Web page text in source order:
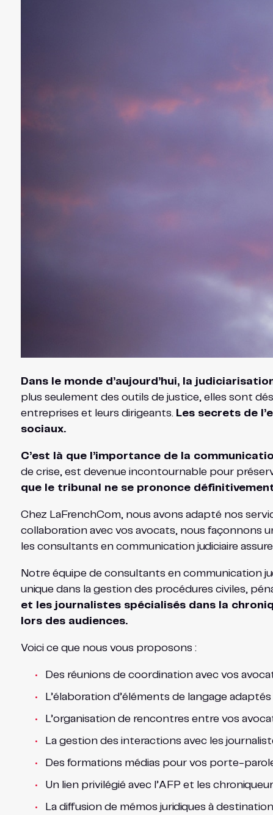
Dans le monde d’aujourd’hui, la
plus seulement des outils de justice, elles sont
entreprises et leurs dirigeants. Les secrets de
sociaux.
C’est là que l’importance de la
de crise, est devenue incontournable pour
que le tribunal ne se prononce
Chez LaFrenchCom, nous avons adapté nos
collaboration avec vos avocats, nous façonnons
les consultants en communication judiciaire
Notre équipe de consultants en communication
unique dans la gestion des procédures civiles,
et les journalistes spécialisés dans la
lors des audiences.
Voici ce que nous vous proposons :
Des réunions de coordination avec vos
L’élaboration d’éléments de langage
L’organisation de rencontres entre vos
La gestion des interactions avec les
Des formations médias pour vos porte-
Un lien privilégié avec l’AFP et les
La diffusion de mémos juridiques à